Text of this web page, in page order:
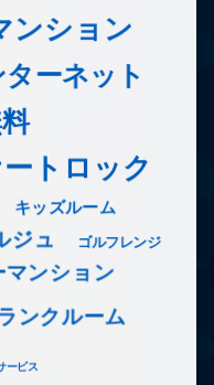
ンション
ーネット
トロック
キッズルーム
ジュ ゴルフレンジ
マンション
ンクルーム
ービス